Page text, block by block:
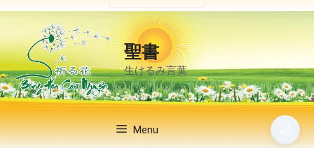
キ
ッ
プ
を
選
択 聖書
生けるみ言葉
Menu